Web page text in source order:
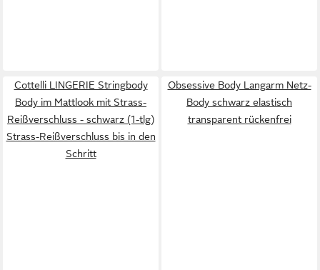
Cottelli LINGERIE Stringbody
Body im Mattlook mit Strass-
Reißverschluss - schwarz (1-tlg)
Strass-Reißverschluss bis in den
Schritt
Obsessive Body Langarm Netz-
Body schwarz elastisch
transparent rückenfrei